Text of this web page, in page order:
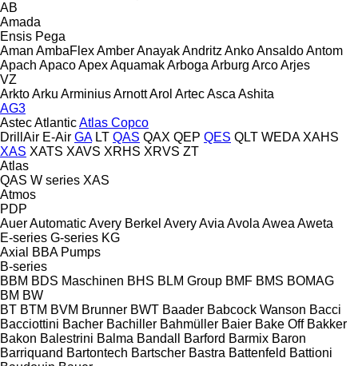
AB
Amada
Ensis Pega
Aman AmbaFlexAmberAnayakAndritz AnkoAnsaldoAntom
Apach ApacoApexAquamakArboga Arburg ArcoArjes
VZ
ArktoArku ArminiusArnottArol ArtecAsca Ashita
AG3
AstecAtlanticAtlas Copco
DrillAir E-Air GA LT QAS QAX QEP QES QLT WEDA XAHS
XAS XATS XAVS XRHS XRVS ZT
Atlas
QAS W series XAS
Atmos
PDP
AuerAutomaticAvery Berkel AveryAvia Avola Awea Aweta
E-series G-series KG
Axial
BBA Pumps
B-series
BBM BDS Maschinen BHS BLM Group BMF BMS BOMAG
BM BW
BT BTM BVM Brunner BWT Baader Babcock Wanson Bacci
Bacciottini Bacher Bachiller Bahmüller Baier Bake Off Bakker
Bakon Balestrini Balma Bandall Barford Barmix Baron
Barriquand Bartontech Bartscher Bastra Battenfeld Battioni